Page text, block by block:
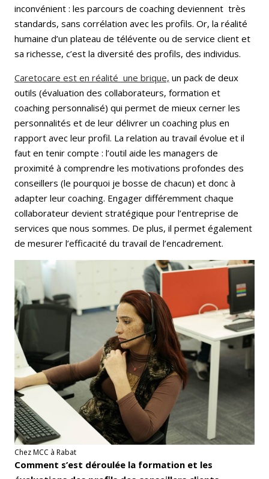
inconvénient : les parcours de coaching deviennent très
standards, sans corrélation avec les profils. Or, la réalité
humaine d’un plateau de télévente ou de service client et
sa richesse, c’est la diversité des profils, des individus.
Caretocare est en réalité une brique, un pack de deux
outils (évaluation des collaborateurs, formation et
coaching personnalisé) qui permet de mieux cerner les
personnalités et de leur délivrer un coaching plus en
rapport avec leur profil. La relation au travail évolue et il
faut en tenir compte : l’outil aide les managers de
proximité à comprendre les motivations profondes des
conseillers (le pourquoi je bosse de chacun) et donc à
adapter leur coaching. Engager différemment chaque
collaborateur devient stratégique pour l’entreprise de
services que nous sommes. De plus, il permet également
de mesurer l’efficacité du travail de l’encadrement.
Chez MCC à Rabat
Comment s’est déroulée la formation et les